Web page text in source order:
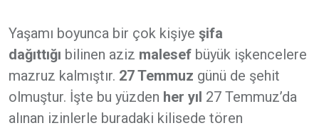
Yaşamı boyunca bir çok kişiye şifa
dağıttığı bilinen aziz malesef büyük işkencelere
mazruz kalmıştır. 27 Temmuz günü de şehit
olmuştur. İşte bu yüzden her yıl 27 Temmuz’da
alınan izinlerle buradaki kilisede tören